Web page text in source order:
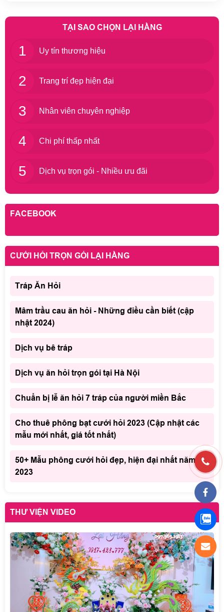
TẠI SAO CHỌN LẠI HẰNG
1 Uy tín thương hiệu
2 Trang trí đẹp hiện đại
3 Nhân viên chuyên nghiệp
4 Chi phí thấp nhất
5 Dịch vụ trọn gói - Nhiều ưu đãi
FACEBOOK
CƯỚI HỎI TRỌN GÓI LẠI HẰNG
Tráp Ăn Hỏi
Mâm trầu cau ăn hỏi - Những điều cần biết (cập
nhật 2024)
Dịch vụ bê tráp
Dịch vụ ăn hỏi trọn gói tại Hà Nội
Chuẩn bị lễ ăn hỏi 7 tráp của người miền Bắc
Cho thuê phông bạt cưới hỏi 2023 (Cập nhật các
mẫu mới nhất, giá tốt nhất)
50+ Mẫu phông cưới hỏi đẹp, hiện đại nhất năm
2023
THƯ VIỆN VIDEO